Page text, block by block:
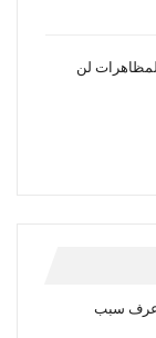
لن
سبب